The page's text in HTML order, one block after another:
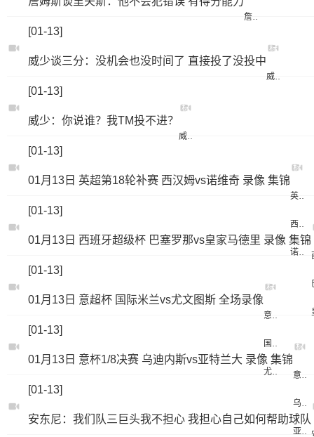
詹姆斯
[01-13]
威少谈三分：没机会也没时间了 直接投了没投中
标
威少
[01-13]
威少：你说谁？我TM投不进？
标
威少
[01-13]
01月13日 英超第18轮补赛 西汉姆vs诺维奇 录像 集锦
标
英超第18轮补赛
西汉姆
诺维奇
[01-13]
01月13日 西班牙超级杯 巴塞罗那vs皇家马德里 录像 集锦
[01-13]
01月13日 意超杯 国际米兰vs尤文图斯 全场录像
标
意超杯
国际米兰
尤文图斯
[01-13]
01月13日 意杯1/8决赛 乌迪内斯vs亚特兰大 录像 集锦
标
意杯1/8决赛
乌迪内斯
亚特兰大
[01-13]
安东尼：我们队三巨头我不担心 我担心自己如何帮助球队